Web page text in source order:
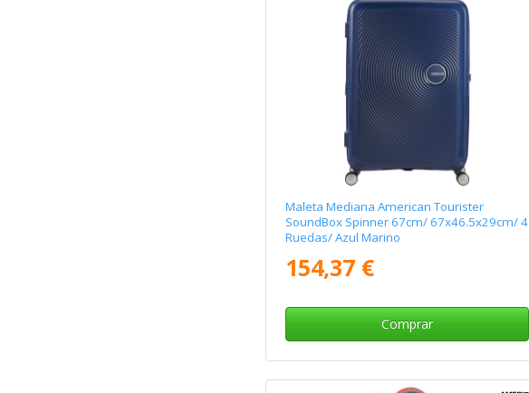
Maleta Mediana American Tourister
SoundBox Spinner 67cm/ 67x46.5x29cm/ 4
Ruedas/ Azul Marino
154,37 €
Comprar